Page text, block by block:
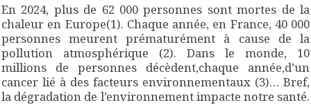
En 2024, plus de 62 000 personnes sont mortes de la
chaleur en Europe(1). Chaque année, en France, 40 000
personnes meurent prématurément à cause de la
pollution atmosphérique (2). Dans le monde, 10
millions de personnes décèdent,chaque année,d’un
cancer lié à des facteurs environnementaux (3)… Bref,
la dégradation de l’environnement impacte notre santé.